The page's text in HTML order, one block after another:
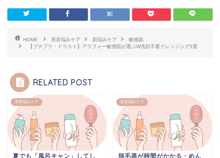
HOME 美容悩みケア 肌悩みケア
敏感肌
【プチプラ・ドラスト】アラフォー敏感肌が選ぶW洗顔不要クレンジング5選
RELATED POST
美容悩みケア
夏でも「風呂キャン」してし
美容悩みケア
脱毛器が時間がかかる・めん